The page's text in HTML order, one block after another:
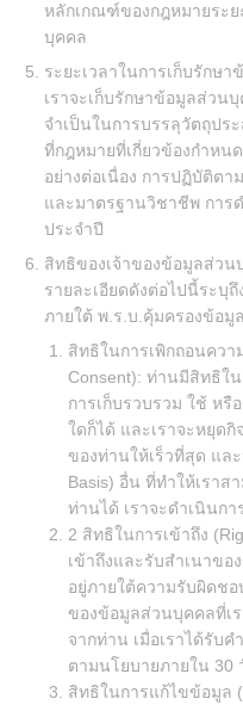
หลักเกณฑ์ของกฎหมายระย
บุคคล
ระยะเวลาในการเก็บรักษ
เราจะเก็บรักษาข้อมูลส่วน
จำเป็นในการบรรลุวัตถุปร
ที่กฎหมายที่เกี่ยวข้องกำหน
อย่างต่อเนื่อง การปฏิบัติต
และมาตรฐานวิชาชีพ การ
ประจำปี
สิทธิของเจ้าของข้อมูลส่วน
รายละเอียดดังต่อไปนี้ระบุ
ภายใต้ พ.ร.บ.คุ้มครองข้อ
สิทธิในการเพิกถอนควา
Consent): ท่านมีสิทธิใ
การเก็บรวบรวม ใช้ หรื
ใดก็ได้ และเราจะหยุด
ของท่านให้เร็วที่สุด แล
Basis) อื่น ที่ทำให้เรา
ท่านได้ เราจะดำเนินก
2 สิทธิในการเข้าถึง
เข้าถึงและรับสำเนาข
อยู่ภายใต้ความรับผิดชอ
ของข้อมูลส่วนบุคคลที่เ
จากท่าน เมื่อเราได้รับ
ตามนโยบายภายใน 30
สิทธิในการแก้ไขข้อมูล